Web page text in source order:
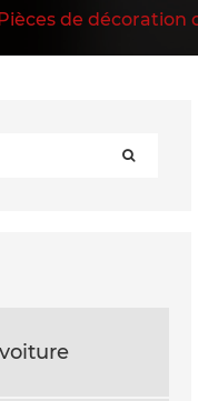
de décoration